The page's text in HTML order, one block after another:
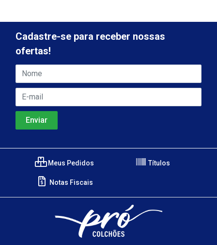
Cadastre-se para receber nossas
ofertas!
Meus Pedidos Títulos
Notas Fiscais